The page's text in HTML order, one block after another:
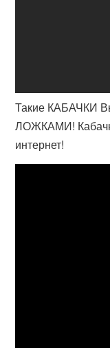
Такие КАБАЧКИ
ЛОЖКАМИ!
интернет!